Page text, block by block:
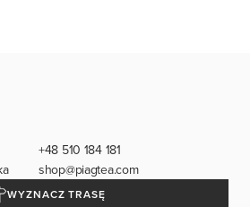
+48 510 184 181
shop@piagtea.com
WYZNACZ TRASĘ